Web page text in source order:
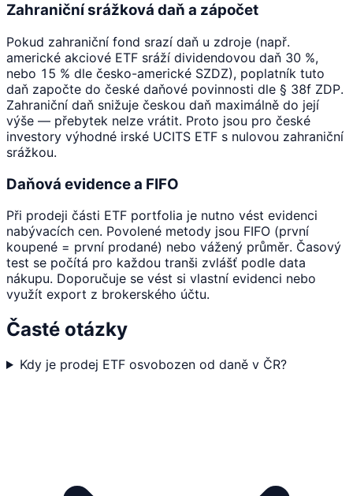
Zahraniční srážková daň a zápočet
Pokud zahraniční fond srazí daň u zdroje (např.
americké akciové ETF sráží dividendovou daň 30 %,
nebo 15 % dle česko-americké SZDZ), poplatník tuto
daň započte do české daňové povinnosti dle § 38f ZDP.
Zahraniční daň snižuje českou daň maximálně do její
výše — přebytek nelze vrátit. Proto jsou pro české
investory výhodné irské UCITS ETF s nulovou zahraniční
srážkou.
Daňová evidence a FIFO
Při prodeji části ETF portfolia je nutno vést evidenci
nabývacích cen. Povolené metody jsou FIFO (první
koupené = první prodané) nebo vážený průměr. Časový
test se počítá pro každou tranši zvlášť podle data
nákupu. Doporučuje se vést si vlastní evidenci nebo
využít export z brokerského účtu.
Časté otázky
Kdy je prodej ETF osvobozen od daně v ČR?